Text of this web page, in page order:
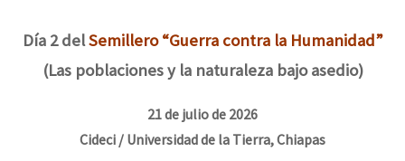
EZLN
La Sexta
AutonomÍa y Resistencia
Megaproyectos
Dia 1: Encontro “Guerra contra a Humanidade”
[CDMX – 20 julio] Jornadas globales por la libertad de Jesús
Día 2 delSemillero “Guerra contra la Humanidad”
(Las poblaciones y la naturaleza bajo asedio)
21 de julio de 2026
Cideci / Universidad de la Tierra, Chiapas